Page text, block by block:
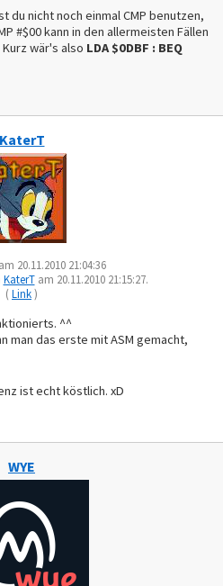
du nicht noch einmal CMP benutzen,
#$00 kann in den allermeisten Fällen
wär's also LDA $0DBF : BEQ
KaterT
20.11.2010 21:04:36
KaterTam 20.11.2010 21:15:27.
(Link)
^^
man das erste mit ASM gemacht,
ist echt köstlich. xD
WYE